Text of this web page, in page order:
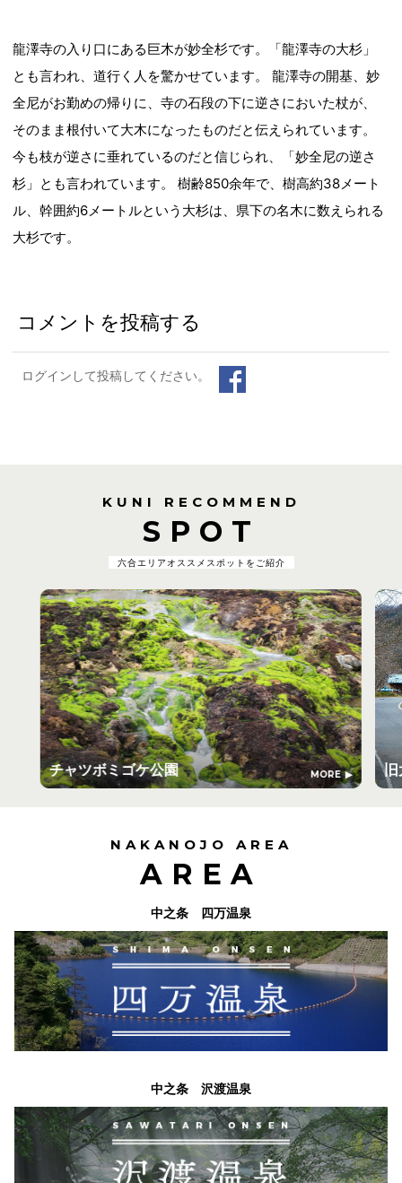
龍澤寺の入り口にある巨木が妙全杉です。「龍澤寺の大杉」
とも言われ、道行く人を驚かせています。 龍澤寺の開基、妙
全尼がお勤めの帰りに、寺の石段の下に逆さにおいた杖が、
そのまま根付いて大木になったものだと伝えられています。
今も枝が逆さに垂れているのだと信じられ、「妙全尼の逆さ
杉」とも言われています。 樹齢850余年で、樹高約38メート
ル、幹囲約6メートルという大杉は、県下の名木に数えられる
大杉です。
コメントを投稿する
ログインして投稿してください。
KUNI RECOMMEND
SPOT
六合エリアオススメスポットをご紹介
チャツボミゴケ公園 MORE 旧
NAKANOJO AREA
AREA
中之条 四万温泉
中之条 沢渡温泉